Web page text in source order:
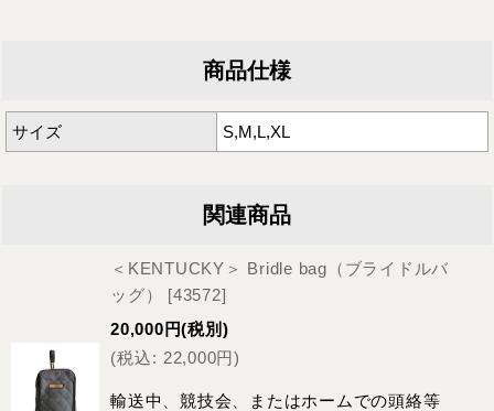
商品仕様
サイズ S,M,L,XL
関連商品
＜KENTUCKY＞ Bridle bag（ブライドルバ
ッグ）
[43572]
20,000 円(税別)
(税込: 22,000円)
輸送中、競技会、またはホームでの頭絡等